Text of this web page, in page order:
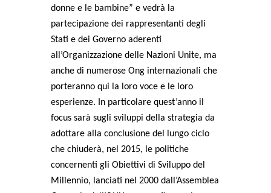
donne e le bambine” e vedrà la
partecipazione dei rappresentanti degli
Stati e dei Governo aderenti
all’Organizzazione delle Nazioni Unite, ma
anche di numerose Ong internazionali che
porteranno qui la loro voce e le loro
esperienze. In particolare quest’anno il
focus sarà sugli sviluppi della strategia da
adottare alla conclusione del lungo ciclo
che chiuderà, nel 2015, le politiche
concernenti gli Obiettivi di Sviluppo del
Millennio, lanciati nel 2000 dall’Assemblea